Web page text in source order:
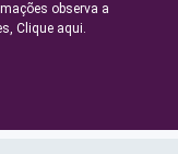
observa a
Clique aqui.